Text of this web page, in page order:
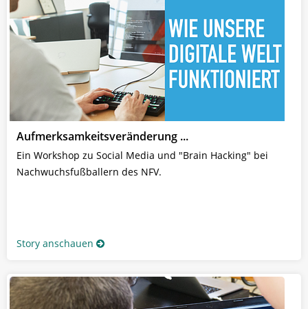
Aufmerksamkeitsveränderung ...
Ein Workshop zu Social Media und "Brain Hacking" bei
Nachwuchsfußballern des NFV.
Story anschauen